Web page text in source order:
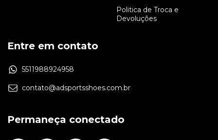
Politica de Troca e
Devoluções
Entre em contato
5511988924958
contato@adsportsshoes.com.br
Permaneça conectado